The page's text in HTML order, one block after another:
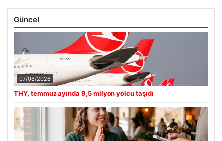
Güncel
07/08/2026
THY, temmuz ayında 9,5 milyon yolcu taşıdı